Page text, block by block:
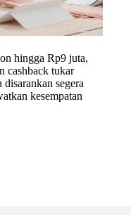
hingga Rp9 juta,
cashback tukar
segera
kesempatan